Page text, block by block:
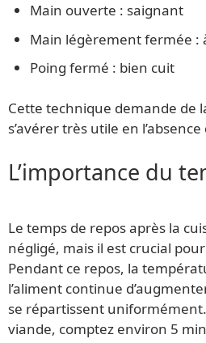
Main ouverte : saignant
Main légèrement fermée :
Poing fermé : bien cuit
Cette technique demande de
s’avérer très utile en
L’importance du
Le temps de repos après la
négligé, mais il est crucial
Pendant ce repos, la
l’aliment continue
se répartissent
viande, comptez environ 5